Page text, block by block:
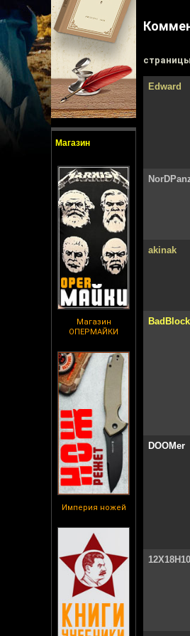
Магазин
Магазин
ОПЕРМАЙКИ
Империя ножей
Edward
akinak
BadBlock
DOOMer